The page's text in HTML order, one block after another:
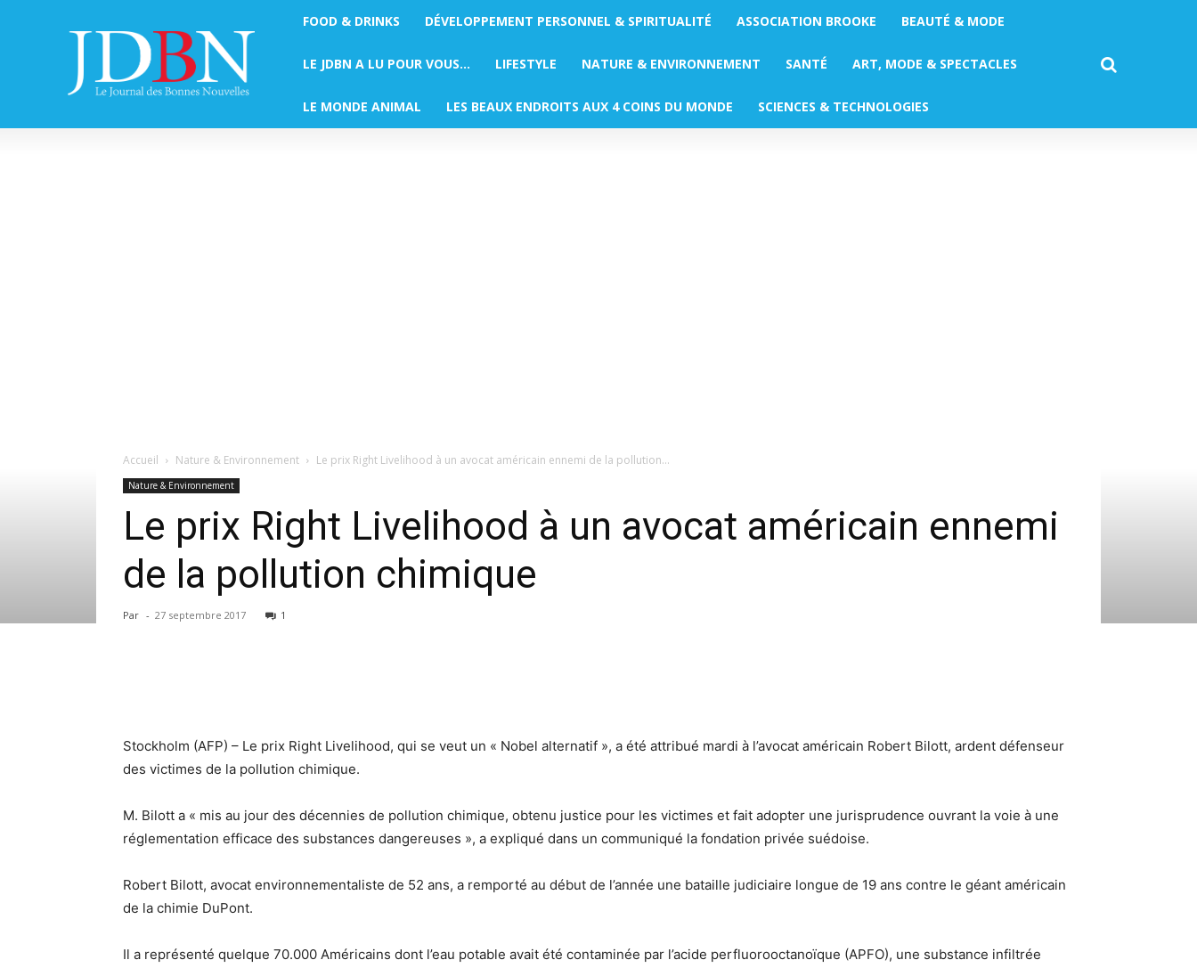
FOOD & DRINKS DÉVELOPPEMENT PERSONNEL & SPIRITUALITÉ ASSOCIATION BROOKE BEAUTÉ & MODE
LE JDBN A LU POUR VOUS… LIFESTYLE NATURE & ENVIRONNEMENT SANTÉ ART, MODE & SPECTACLES
LE MONDE ANIMAL LES BEAUX ENDROITS AUX 4 COINS DU MONDE SCIENCES & TECHNOLOGIES
Accueil Nature & Environnement Le prix Right Livelihood à un avocat américain ennemi de la pollution...
Nature & Environnement
Le prix Right Livelihood à un avocat américain ennemi
de la pollution chimique
Par - 27 septembre 2017 1
Stockholm (AFP) – Le prix Right Livelihood, qui se veut un « Nobel alternatif », a été attribué mardi à l’avocat américain Robert Bilott, ardent défenseur
des victimes de la pollution chimique.
M. Bilott a « mis au jour des décennies de pollution chimique, obtenu justice pour les victimes et fait adopter une jurisprudence ouvrant la voie à une
réglementation efficace des substances dangereuses », a expliqué dans un communiqué la fondation privée suédoise.
Robert Bilott, avocat environnementaliste de 52 ans, a remporté au début de l’année une bataille judiciaire longue de 19 ans contre le géant américain
de la chimie DuPont.
Il a représenté quelque 70.000 Américains dont l’eau potable avait été contaminée par l’acide perfluorooctanoïque (APFO), une substance infiltrée